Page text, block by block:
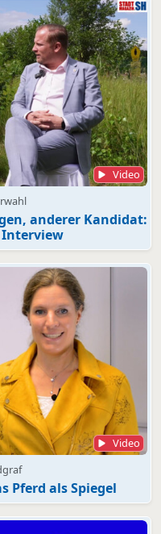
Video
anderer Kandidat:
Interview
Video
Pferd als Spiegel